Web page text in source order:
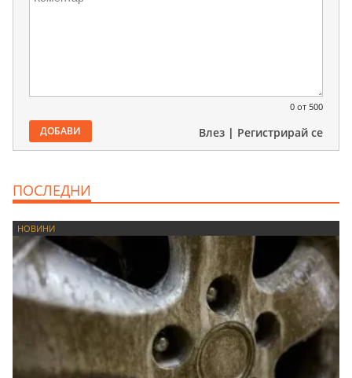
0 от 500
ДОБАВИ Влез | Регистрирай се
ПОСЛЕДНИ
НОВИНИ